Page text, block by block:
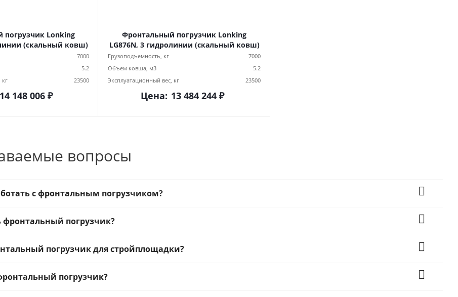
погрузчик Lonking
(скальный ковш)
7000
5.2
кг
23500
14 148 006 ₽
Фронтальный погрузчик Lonking
LG876N, 3 гидролинии (скальный ковш)
Грузоподъемность, кг
7000
Объем ковша, м3
5.2
Эксплуатационный вес, кг
23500
Цена: 13 484 244 ₽
вопросы
с фронтальным погрузчиком?
фронтальный погрузчик?
погрузчик для стройплощадки?
погрузчик?